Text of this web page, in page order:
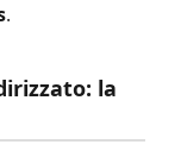
.
la